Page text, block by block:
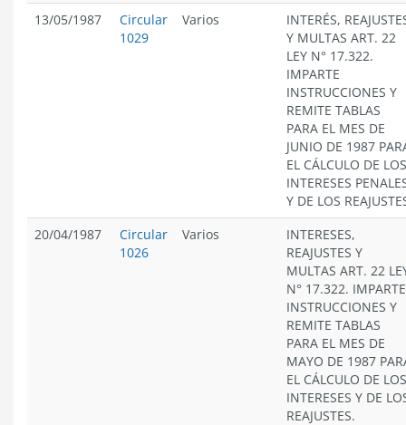
13/05/1987
Circular
1029
Varios
INTERÉS,
Y MULTAS ART. 22
LEY N° 17.322.
IMPARTE
INSTRUCCIONES Y
REMITE TABLAS
PARA EL MES DE
JUNIO DE 1987
EL CÁLCULO DE LOS
INTERESES
Y DE LOS
20/04/1987
Circular
1026
Varios
INTERESES,
REAJUSTES Y
MULTAS ART. 22
N° 17.322. IMPARTE
INSTRUCCIONES Y
REMITE TABLAS
PARA EL MES DE
MAYO DE 1987
EL CÁLCULO DE LOS
INTERESES Y DE
REAJUSTES.